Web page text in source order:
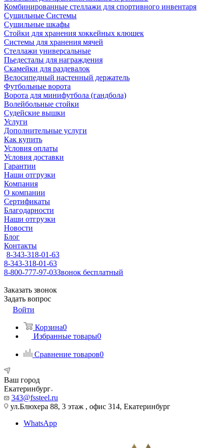
Комбинированные стеллажи для спортивного инвентаря
Сушильные Системы
Сушильные шкафы
Стойки для хранения хоккейных клюшек
Системы для хранения мячей
Стеллажи универсальные
Пьедесталы для награждения
Скамейки для раздевалок
Велосипедный настенный держатель
Футбольные ворота
Ворота для минифутбола (гандбола)
Волейбольные стойки
Судейские вышки
Услуги
Дополнительные услуги
Как купить
Условия оплаты
Условия доставки
Гарантии
Наши отгрузки
Компания
О компании
Сертификаты
Благодарности
Наши отгрузки
Новости
Блог
Контакты
8-343-318-01-63
8-343-318-01-63
8-800-777-97-03Звонок бесплатный
Заказать звонок
Задать вопрос
Войти
Корзина0
Избранные товары0
Сравнение товаров0
Ваш город
Екатеринбург
343@fssteel.ru
ул.Блюхера 88, 3 этаж , офис 314, Екатеринбург
WhatsApp